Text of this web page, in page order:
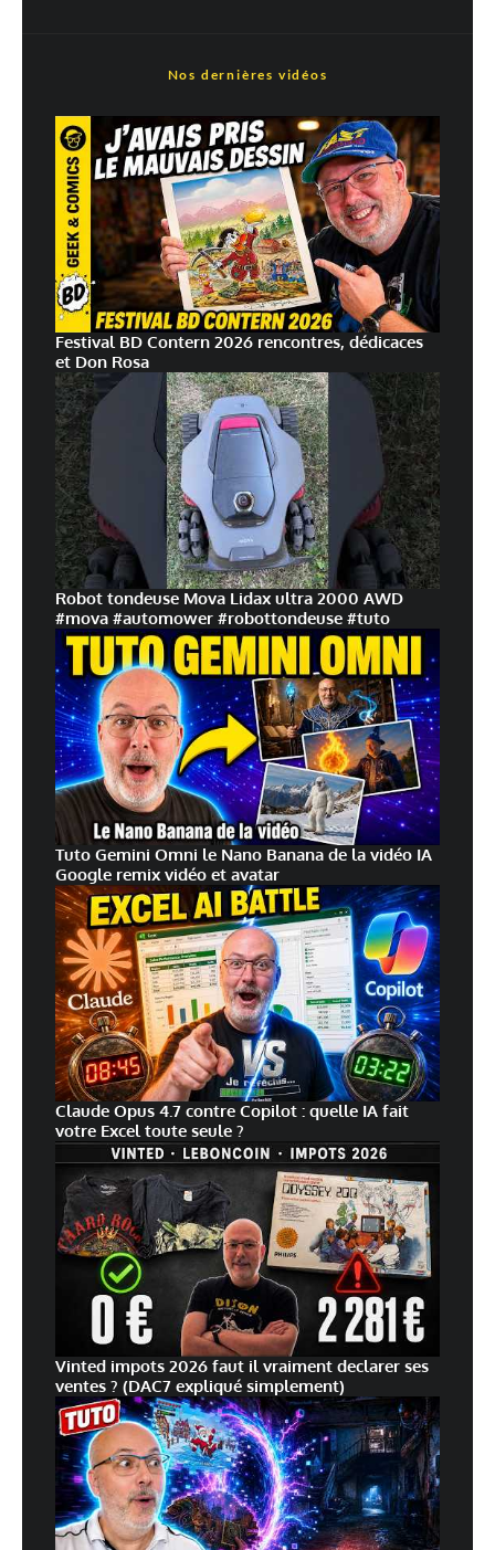
En savoir
plus sur la façon dont les données de vos commentaires sont
traitées
Nos dernières vidéos
Festival BD Contern 2026 rencontres, dédicaces
et Don Rosa
Robot tondeuse Mova Lidax ultra 2000 AWD
#mova #automower #robottondeuse #tuto
Tuto Gemini Omni le Nano Banana de la vidéo IA
Google remix vidéo et avatar
Claude Opus 4.7 contre Copilot : quelle IA fait
votre Excel toute seule ?
Vinted impots 2026 faut il vraiment declarer ses
ventes ? (DAC7 expliqué simplement)